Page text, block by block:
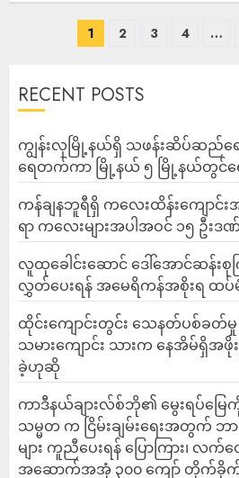
1 2 3 4 …
RECENT POSTS
ကျွန်းလှမြို့နယ်ရှိ သဖန်းဆိပ်ဆည်ရေ
ရေတက်ကာ မြို့နယ် ၅ မြို့နယ်တွင်ရေ
ကန်ချနဘူရီရှိ ကလေးထိန်းကျောင်
ရာ ကလေးများအပါအဝင် ၁၅ ဦးဒ
လူထုခေါင်းဆောင် ဒေါ်အောင်ဆန်း
လွှတ်ပေးရန် အမေရိကန်အစိုးရ ထပ်
ထိုင်းကျောင်းတွင်း သေနတ်ပစ်ခ
သမားကျောင်း သားက နေအိမ်ရှိအ
ခဲ့ဟုဆို
ကာဒီနယ်ချားလ်စ်ဘို၏ မွေးရပ်မြ
သမ္မတ က ငြိမ်းချမ်းရေးအတွက် ဘာ
များ ကူညီပေးရန် ပြောကြား၊ လ
အဆောက်အအုံ ၃၀၀ ကျော် တိုက်ခိုက်